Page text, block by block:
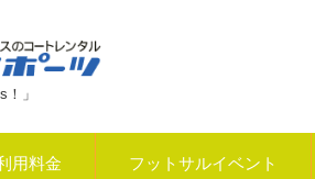
」
用料金 フットサルイベント